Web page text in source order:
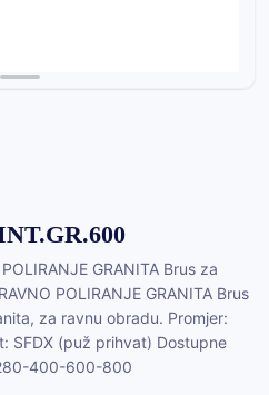
GRANITA Brus za
POLIRANJE GRANITA Brus
za ravnu obradu. Promjer:
SFDX (puž prihvat) Dostupne
400-600-800